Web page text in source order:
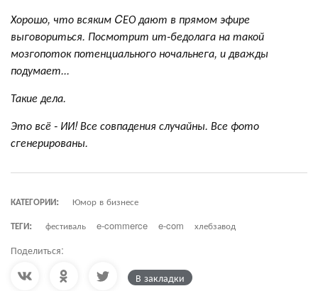
Хорошо, что всяким CЕО дают в прямом эфире
выговориться. Посмотрит ит-бедолага на такой
мозгопоток потенциального ночальнега, и дважды
подумает...
Такие дела.
Это всё - ИИ! Все совпадения случайны. Все фото
сгенерированы.
КАТЕГОРИИ:
Юмор в бизнесе
ТЕГИ:
фестиваль e-commerce e-com хлебзавод
Поделиться:
В закладки